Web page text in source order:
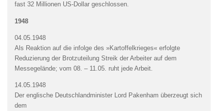
fast 32 Millionen US-Dollar geschlossen.
1948
04.05.1948
Als Reaktion auf die infolge des »Kartoffelkrieges« erfolgte
Reduzierung der Brotzuteilung Streik der Arbeiter auf dem
Messegelände; vom 08. – 11.05. ruht jede Arbeit.
14.05.1948
Der englische Deutschlandminister Lord Pakenham überzeugt sich
dem